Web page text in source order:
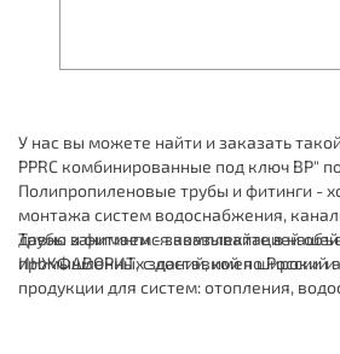
У нас вы можете найти и заказать
PPRC комбинированные под ключ ВР"
Полипропиленовые трубы и фитинги -
монтажа систем водоснабжения,
давно занимаемся комплектацией
промышленных зданий, имея широкий
продукции для систем: отопления,
Трубы и фитинги - заказывайте в
ИНЖФАВОРИТ, с доставкой по России и